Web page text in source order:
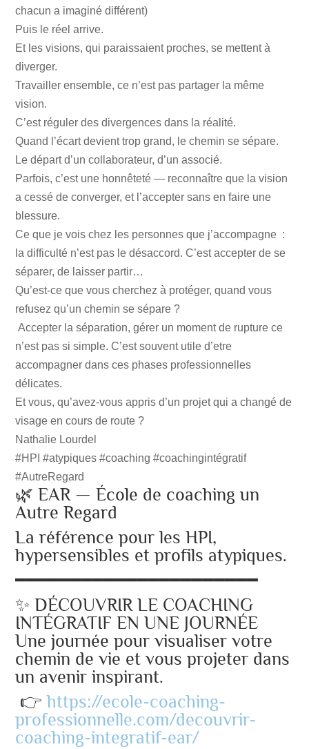
chacun a imaginé différent)
Puis le réel arrive.
Et les visions, qui paraissaient proches, se mettent à
diverger.
Travailler ensemble, ce n’est pas partager la même
vision.
C’est réguler des divergences dans la réalité.
Quand l’écart devient trop grand, le chemin se sépare.
Le départ d’un collaborateur, d’un associé.
Parfois, c’est une honnêteté — reconnaître que la vision
a cessé de converger, et l’accepter sans en faire une
blessure.
Ce que je vois chez les personnes que j’accompagne :
la difficulté n’est pas le désaccord. C’est accepter de se
séparer, de laisser partir…
Qu’est-ce que vous cherchez à protéger, quand vous
refusez qu’un chemin se sépare ?
Accepter la séparation, gérer un moment de rupture ce
n’est pas si simple. C’est souvent utile d’etre
accompagner dans ces phases professionnelles
délicates.
Et vous, qu’avez-vous appris d’un projet qui a changé de
visage en cours de route ?
Nathalie Lourdel
#HPI #atypiques #coaching #coachingintégratif
#AutreRegard
🌿 EAR — École de coaching un
Autre Regard
La référence pour les HPI,
hypersensibles et profils atypiques.
━━━━━━━━━━━━━━━━━━━━━━
✨ DÉCOUVRIR LE COACHING
INTÉGRATIF EN UNE JOURNÉE
Une journée pour visualiser votre
chemin de vie et vous projeter dans
un avenir inspirant.
👉 https://ecole-coaching-
professionnelle.com/decouvrir-
coaching-integratif-ear/